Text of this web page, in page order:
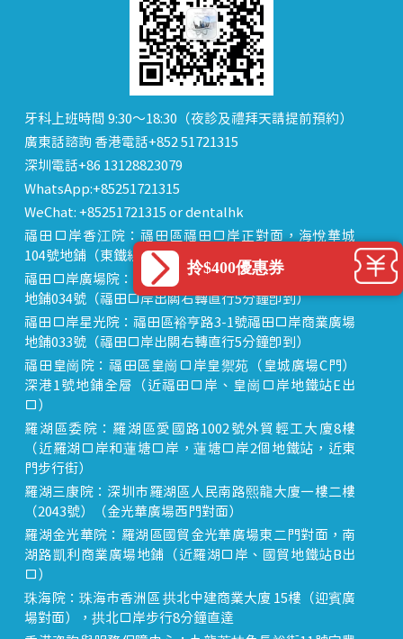
牙科上班時間 9:30～18:30（夜診及禮拜天請提前預約）
廣東話諮詢 香港電話+852 51721315
深圳電話+86 13128823079
WhatsApp:+85251721315
WeChat: +85251721315 or dentalhk
福田口岸香江院：福田區福田口岸正對面，海悅華城
104號地鋪（東鐵線落馬洲站出關對面即到）
福田口岸廣場院：福田區裕亨路3-1號福田口岸商業廣場
地鋪034號（福田口岸出關右轉直行5分鐘即到）
福田口岸星光院：福田區裕亨路3-1號福田口岸商業廣場
地鋪033號（福田口岸出關右轉直行5分鐘即到）
福田皇崗院：福田區皇崗口岸皇禦苑（皇城廣場C門）
深港1號地鋪全層（近福田口岸、皇崗口岸地鐵站E出
口）
羅湖區委院：羅湖區愛國路1002號外貿輕工大廈8樓
（近羅湖口岸和蓮塘口岸，蓮塘口岸2個地鐵站，近東
門步行街）
羅湖三康院：深圳市羅湖區人民南路熙龍大廈一樓二樓
（2043號）（金光華廣場西門對面）
羅湖金光華院：羅湖區國貿金光華廣場東二門對面，南
湖路凱利商業廣場地鋪（近羅湖口岸、國貿地鐵站B出
口）
珠海院：珠海市香洲區 拱北中建商業大廈 15樓（迎賓廣
場對面），拱北口岸步行8分鐘直達
拎$400優惠券